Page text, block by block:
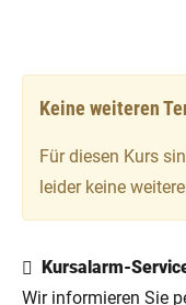
Keine weiteren
Für diesen Kurs
leider keine
Kursalarm-
Wir informieren Sie